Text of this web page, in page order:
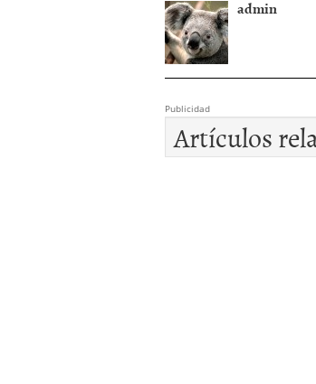
admin
Publicidad
Artículos